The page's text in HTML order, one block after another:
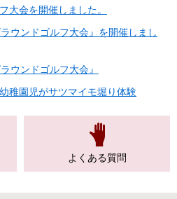
大会を開催しました。
ウンドゴルフ大会』を開催しまし
ウンドゴルフ大会』
稚園児がサツマイモ堀り体験
よくある質問